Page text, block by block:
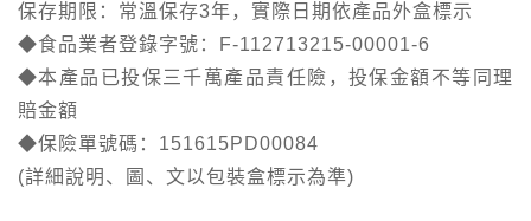
保存期限：常溫保存3年，實際日期依產品外盒標示
◆食品業者登錄字號：F-112713215-00001-6
◆本產品已投保三千萬產品責任險，投保金額不等同理
賠金額
◆保險單號碼：151615PD00084
(詳細說明、圖、文以包裝盒標示為準)